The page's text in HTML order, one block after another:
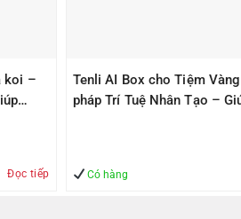
koi –
Đọc tiếp
Tenli AI Box cho Tiệm
pháp Trí Tuệ Nhân Tạo –
Có hàng